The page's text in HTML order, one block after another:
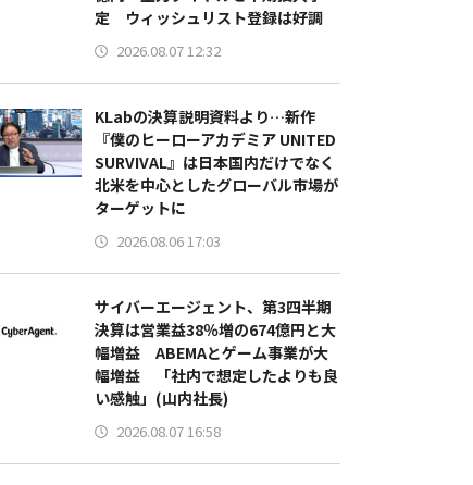
定 ウィッシュリスト登録は好調
2026.08.07 12:32
KLabの決算説明資料より…新作
『僕のヒーローアカデミア UNITED
SURVIVAL』は日本国内だけでなく
北米を中心としたグローバル市場が
ターゲットに
2026.08.06 17:03
サイバーエージェント、第3四半期
決算は営業益38％増の674億円と大
幅増益 ABEMAとゲーム事業が大
幅増益 「社内で想定したよりも良
い感触」(山内社長)
2026.08.07 16:58